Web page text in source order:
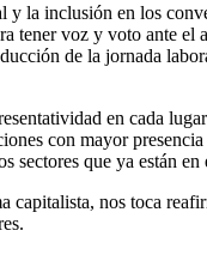
la inclusión en los
tener voz y voto ante el
de la jornada
en cada
con mayor
sectores que ya están en
capitalista, nos toca